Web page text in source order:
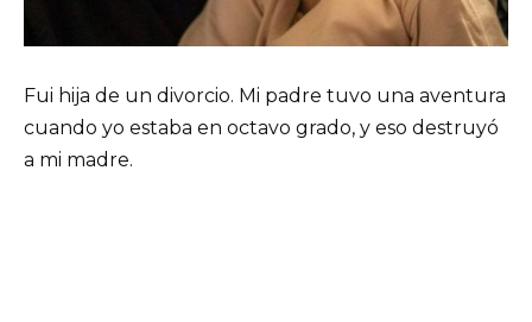
Fui hija de un divorcio. Mi padre tuvo una aventura
cuando yo estaba en octavo grado, y eso destruyó
a mi madre.